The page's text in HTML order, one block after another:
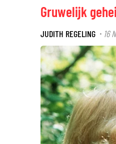
Gruwelijk
JUDITH REGELING · 16